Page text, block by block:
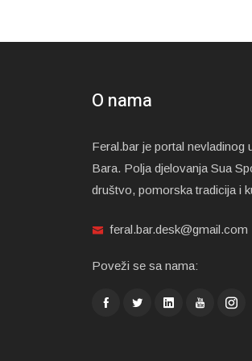
O nama
Feral.bar je portal nevladinog
Bara. Polja djelovanja Sua
društvo, pomorska tradicija i
feral.bar.desk@gmail.com
Poveži se sa nama: